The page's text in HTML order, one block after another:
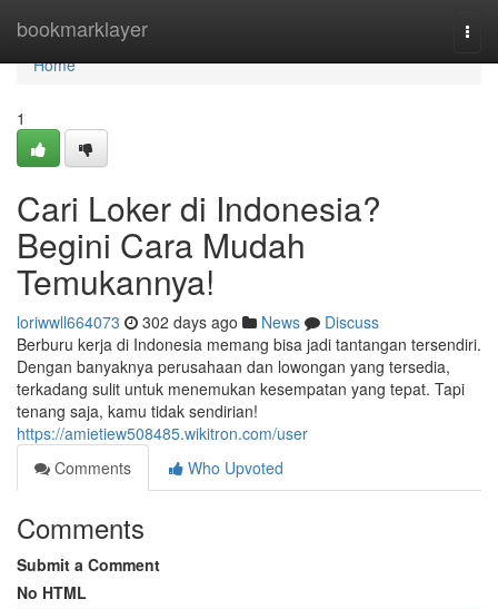
bookmarklayer
Home
Home
1
Cari Loker di Indonesia?
Begini Cara Mudah
Temukannya!
loriwwll664073 302 days ago News
Discuss
Berburu kerja di Indonesia memang bisa jadi tantangan tersendiri.
Dengan banyaknya perusahaan dan lowongan yang tersedia,
terkadang sulit untuk menemukan kesempatan yang tepat. Tapi
tenang saja, kamu tidak sendirian!
https://amietiew508485.wikitron.com/user
Comments
Who Upvoted
Comments
Submit a Comment
No HTML